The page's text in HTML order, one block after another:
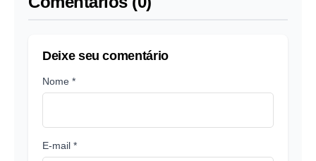
Deixe seu comentário
Nome *
E-mail *